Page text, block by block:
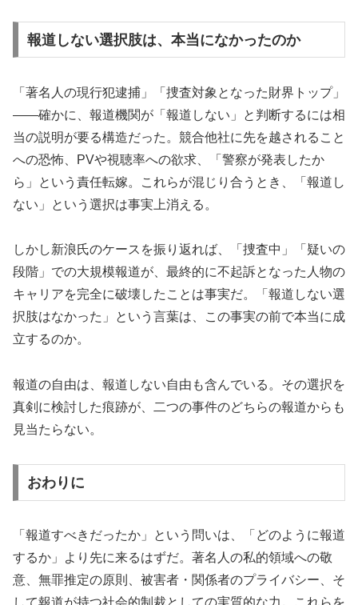
報道しない選択肢は、本当になかったのか
「著名人の現行犯逮捕」「捜査対象となった財界トップ」
――確かに、報道機関が「報道しない」と判断するには相
当の説明が要る構造だった。競合他社に先を越されること
への恐怖、PVや視聴率への欲求、「警察が発表したか
ら」という責任転嫁。これらが混じり合うとき、「報道し
ない」という選択は事実上消える。
しかし新浪氏のケースを振り返れば、「捜査中」「疑いの
段階」での大規模報道が、最終的に不起訴となった人物の
キャリアを完全に破壊したことは事実だ。「報道しない選
択肢はなかった」という言葉は、この事実の前で本当に成
立するのか。
報道の自由は、報道しない自由も含んでいる。その選択を
真剣に検討した痕跡が、二つの事件のどちらの報道からも
見当たらない。
おわりに
「報道すべきだったか」という問いは、「どのように報道
するか」より先に来るはずだ。著名人の私的領域への敬
意、無罪推定の原則、被害者・関係者のプライバシー、そ
して報道が持つ社会的制裁としての実質的な力。これらを